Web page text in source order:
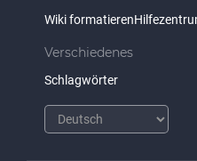
Wiki formatieren
Verschiedenes
Schlagwörter